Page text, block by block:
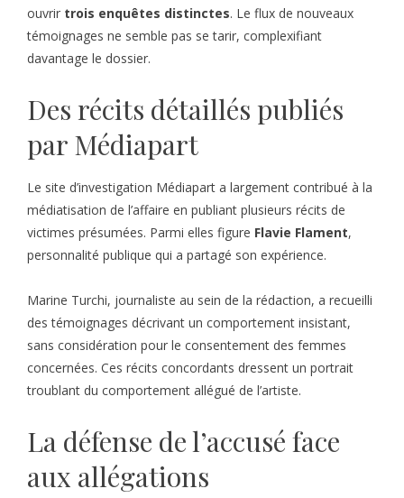
ouvrir trois enquêtes distinctes. Le flux de nouveaux
témoignages ne semble pas se tarir, complexifiant
davantage le dossier.
Des récits détaillés publiés
par Médiapart
Le site d’investigation Médiapart a largement contribué à la
médiatisation de l’affaire en publiant plusieurs récits de
victimes présumées. Parmi elles figure Flavie Flament,
personnalité publique qui a partagé son expérience.
Marine Turchi, journaliste au sein de la rédaction, a recueilli
des témoignages décrivant un comportement insistant,
sans considération pour le consentement des femmes
concernées. Ces récits concordants dressent un portrait
troublant du comportement allégué de l’artiste.
La défense de l’accusé face
aux allégations